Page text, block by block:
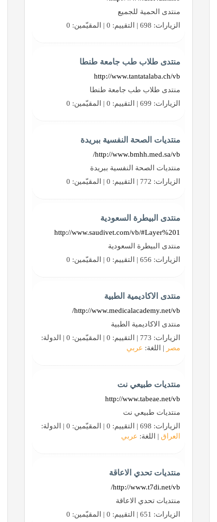
منتدى الحمية للجميع
الزيارات: 698 | التقييم: 0 | المقيّمين: 0
منتدى طلاب طب جامعة طنطا
http://www.tantatalaba.ch/vb
منتدى طلاب طب جامعة طنطا
الزيارات: 699 | التقييم: 0 | المقيّمين: 0
منتديات الصحة النفسية ببريدة
http://www.bmhh.med.sa/vb/
منتديات الصحة النفسية ببريدة
الزيارات: 772 | التقييم: 0 | المقيّمين: 0
منتدى البيطرة السعودية
http://www.saudivet.com/vb/#Layer%201
منتدى البيطرة السعودية
الزيارات: 656 | التقييم: 0 | المقيّمين: 0
منتدى الاكاديمية الطبية
http://www.medicalacademy.net/vb/
منتدى الاكاديمية الطبية
الزيارات: 773 | التقييم: 0 | المقيّمين: 0 | الدولة:
مصر | اللغة: عربي
منتديات طبيعي نت
http://www.tabeae.net/vb
منتديات طبيعي نت
الزيارات: 698 | التقييم: 0 | المقيّمين: 0 | الدولة:
العراق | اللغة: عربي
منتديات تحدي الاعاقة
http://www.t7di.net/vb/
منتديات تحدي الاعاقة
الزيارات: 651 | التقييم: 0 | المقيّمين: 0